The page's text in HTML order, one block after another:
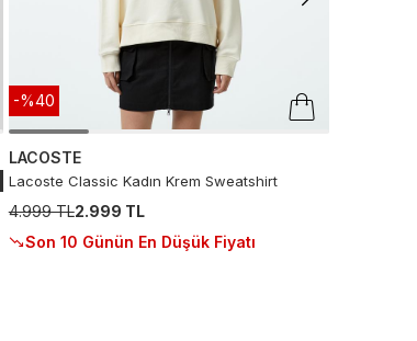
-%40
LACOSTE
Lacoste Classic Kadın Krem Sweatshirt
4.999 TL2.999 TL
Son 10 Günün En Düşük Fiyatı